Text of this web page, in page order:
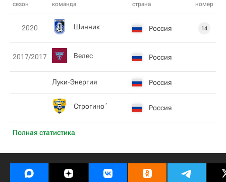
сезон команда страна номер
Полная статистика
2020 Шинник Россия 14
2017/2017 Велес Россия
Луки-Энергия Россия
Строгино́ Россия